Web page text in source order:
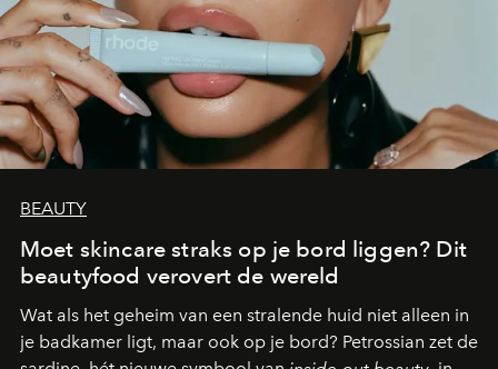
BEAUTY
Moet skincare straks op je bord liggen? Dit
beautyfood verovert de wereld
Wat als het geheim van een stralende huid niet alleen in
je badkamer ligt, maar ook op je bord? Petrossian zet de